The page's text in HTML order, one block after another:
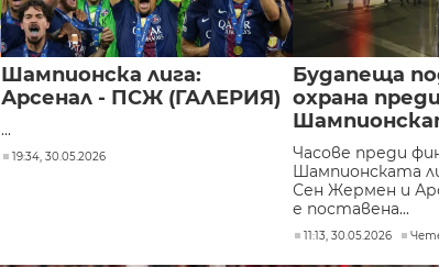
Шампионска лига:
Арсенал - ПСЖ (ГАЛЕРИЯ)
...
19:34, 30.05.2026
Будапеща
охрана
Часове преди
Шампионската
Сен Жермен и
е поставена...
11:13, 30.05.2026